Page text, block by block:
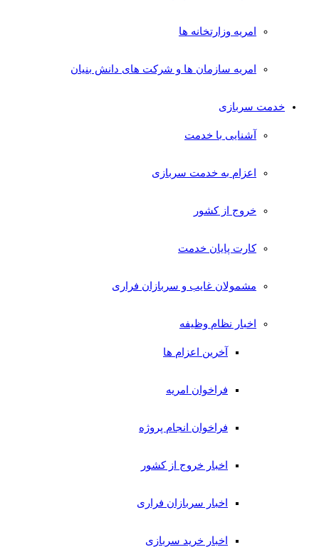
امریه وزارتخانه ها
امریه سازمان ها و شرکت های دانش بنیان
خدمت سربازی
آشنایی با خدمت
اعزام به خدمت سربازی
خروج از کشور
کارت پایان خدمت
مشمولان غایب و سربازان فراری
اخبار نظام وظیفه
آخرین اعزام ها
فراخوان امریه
فراخوان انجام پروژه
اخبار خروج از کشور
اخبار سربازان فراری
اخبار خرید سربازی